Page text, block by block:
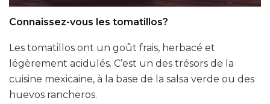
Connaissez-vous les tomatillos?
Les tomatillos ont un goût frais, herbacé et
légèrement acidulés. C’est un des trésors de la
cuisine mexicaine, à la base de la salsa verde ou des
huevos rancheros.